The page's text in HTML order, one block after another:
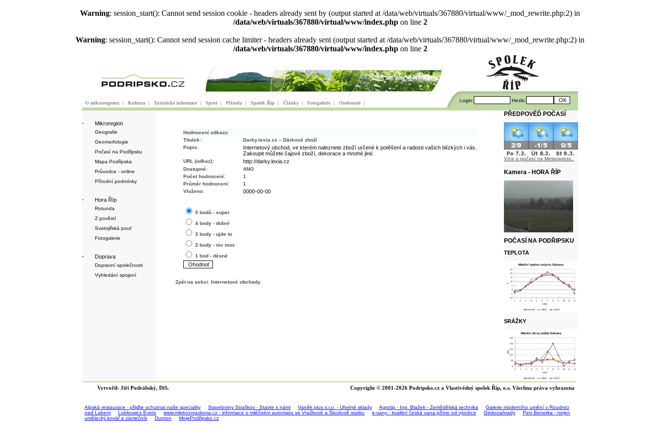
Warning: session_start(): Cannot send session cookie - headers already sent by (output started at /data/web/virtuals/367880/virtual/www/_mod_rewrite.php:2) in
/data/web/virtuals/367880/virtual/www/index.phpon line 2
Warning: session_start(): Cannot send session cache limiter - headers already sent (output started at /data/web/virtuals/367880/virtual/www/_mod_rewrite.php:2) in
/data/web/virtuals/367880/virtual/www/index.phpon line 2
O mikroregionu | Kultura | Turistické informace | Sport | Příroda | Spolek Říp | Články | Fotogalerie | Osobnosti | Login: Heslo:
· Mikroregion
Geografie
Geomorfologie
Počasí na Podřipsku
Mapa Podřipska
Průvodce - online
Přírodní podmínky
· Hora Říp
Rotunda
Z pověstí
Svatojiřská pouť
Fotogalerie
· Doprava
Dopravní společnosti
Vyhledání spojení
Hodnocení odkazu
Titulek:
Darky.lexia.cz – Dárkové zboží
Popis:
Internetový obchod, ve kterém naleznete zboží určené k potěšení a radosti vašich blízkých i vás.
Zakoupit můžete čajové zboží, dekorace a mnohé jiné.
URL (odkaz}: http://darky.lexia.cz
Dostupné:
ANO
Počet hodnocení:
1
Průměr hodnocení:
1
Vloženo:
0000-00-00
5 bodů - super
4 body - dobré
3 body - ujde to
2 body - nic moc
1 bod - děsné
Zpět na sekci: Internetové obchody.
PŘEDPOVĚĎ POČASÍ
Více o počasí na Meteopress..
Kamera - HORA ŘÍP
POČASÍ NA PODŘIPSKU
TEPLOTA
SRÁŽKY
Vytvořil: Jiří Podrábský, DiS. Copyright © 2001-2026 Podripsko.cz a Vlastivědný spolek Říp, o.s. Všechna práva vyhrazena
Alpská restaurace - přijďte ochutnat naše speciality Stavebniny Straškov - Stavte s námi Vaněk plus s.r.o. - Uhelné sklady Agrotip - Ing. Blažek - Zemědělská technika
Galerie moderního umění v Roudnici
nad Labem
Lobkowicz Evets www.mlekozvrazkova.cz - informace o mléčném automatu ve Vražkové a Škodově statku e-vany - kvalitní česká vana přímo od výrobce Ginkozahrady
Petr Benetka - nejen
umělecký kovář a zámečník
Duoton MojePodřipsko.cz